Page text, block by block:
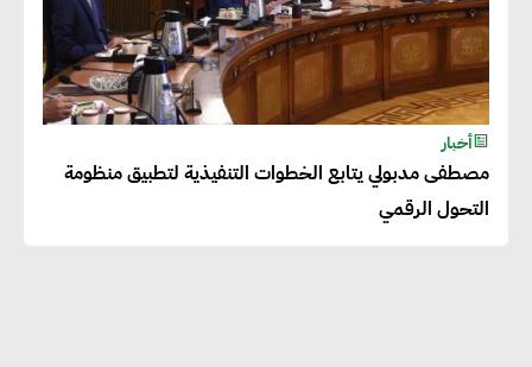
أخبار
مصطفى مدبولي يتابع الخطوات التنفيذية لتطبيق منظومة
التحول الرقمي